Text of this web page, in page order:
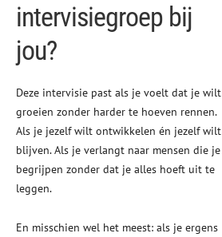
intervisiegroep bij
jou?
Deze intervisie past als je voelt dat je wilt
groeien zonder harder te hoeven rennen.
Als je jezelf wilt ontwikkelen én jezelf wilt
blijven. Als je verlangt naar mensen die je
begrijpen zonder dat je alles hoeft uit te
leggen.
En misschien wel het meest: als je ergens